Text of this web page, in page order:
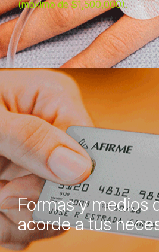
(máximo de $1,500,000).
Formas y medios
acorde a tus